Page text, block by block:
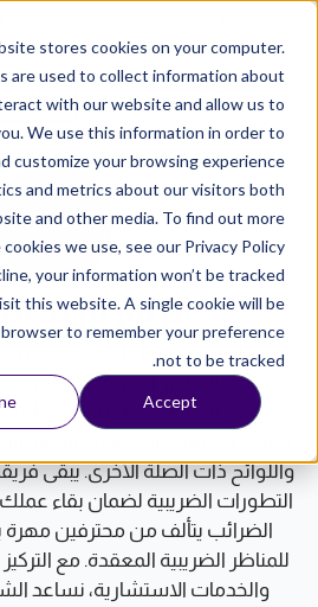
stores cookies on your computer.
are used to collect information about
with our website and allow us to
We use this information in order to
customize your browsing experience
and metrics about our visitors both
and other media. To find out more
we use, see our Privacy Policy.
your information won’t be tracked
this website. A single cookie will be
to remember your preference
not to be tracked.
Accept
فريق مزيد
فريق الضرائب لدينا يتألف من
عميق للمناظر الضريبية المعقدة
والتخطيط والخدمات
التنقل في تعقيدات ضريبة القيمة
واللوائح ذات الصلة الأخرى. يبقى
التطورات الضريبية لضمان بقاء
الضرائب يتألف من محترفين
للمناظر الضريبية المعقدة. مع
والخدمات الاستشارية، نساعد